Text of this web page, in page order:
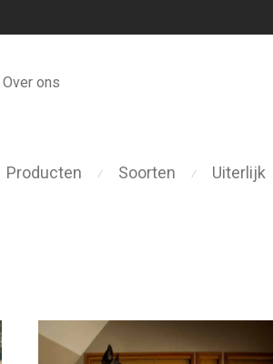
Over ons
Producten ⁄ Soorten ⁄ Uiterlijk